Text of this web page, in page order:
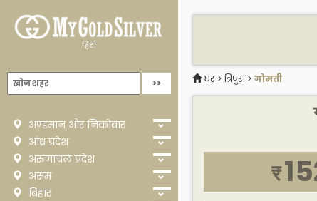
हिंदी
अण्डमान और निकोबार
आंध्र प्रदेश
अरुणाचल प्रदेश
असम
बिहार
घर >त्रिपुरा> गोमती
₹